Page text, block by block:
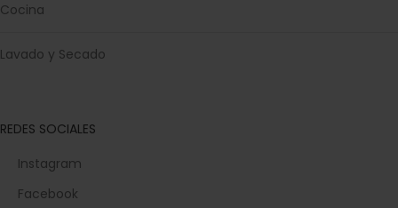
Cocina
Lavado y Secado
REDES SOCIALES
Instagram
Facebook